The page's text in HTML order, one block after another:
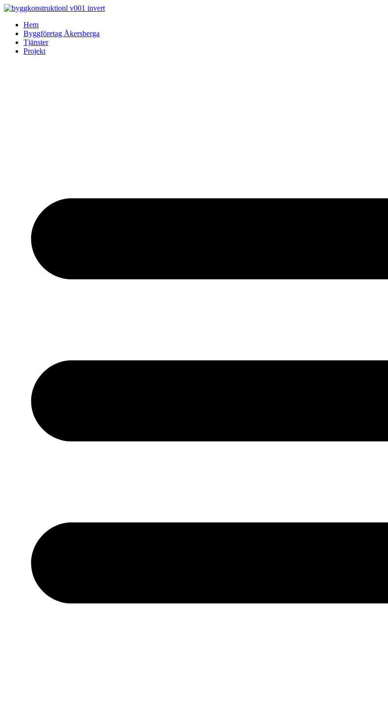
Skip
contentHem
Byggföretag Åkersberga
Tjänster
Projekt